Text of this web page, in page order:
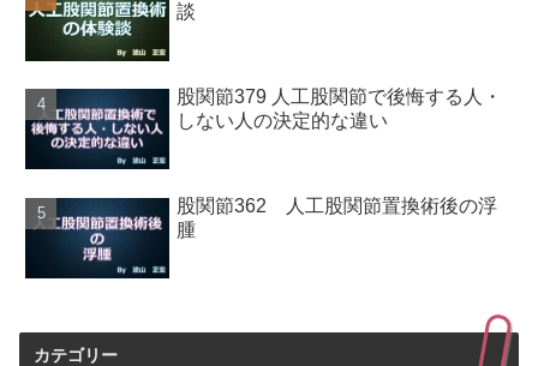
談
股関節379 人工股関節で後悔する人・
しない人の決定的な違い
股関節362 人工股関節置換術後の浮
腫
カテゴリー